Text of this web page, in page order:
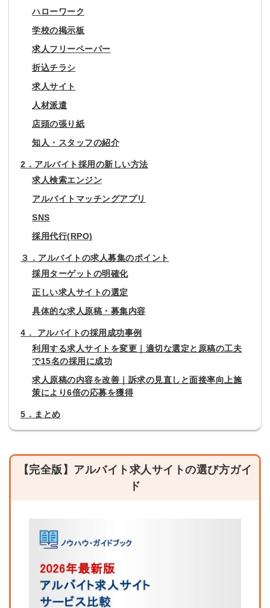
ハローワーク
学校の掲示板
求人フリーペーパー
折込チラシ
求人サイト
人材派遣
店頭の張り紙
知人・スタッフの紹介
2．アルバイト採用の新しい方法
求人検索エンジン
アルバイトマッチングアプリ
SNS
採用代行(RPO)
３．アルバイトの求人募集のポイント
採用ターゲットの明確化
正しい求人サイトの選定
具体的な求人原稿・募集内容
4． アルバイトの採用成功事例
利用する求人サイトを変更｜適切な選定と原稿の工夫
で15名の採用に成功
求人原稿の内容を改善｜訴求の見直しと面接率向上施
策により6倍の応募を獲得
5．まとめ
【完全版】アルバイト求人サイトの選び方ガイ
ド